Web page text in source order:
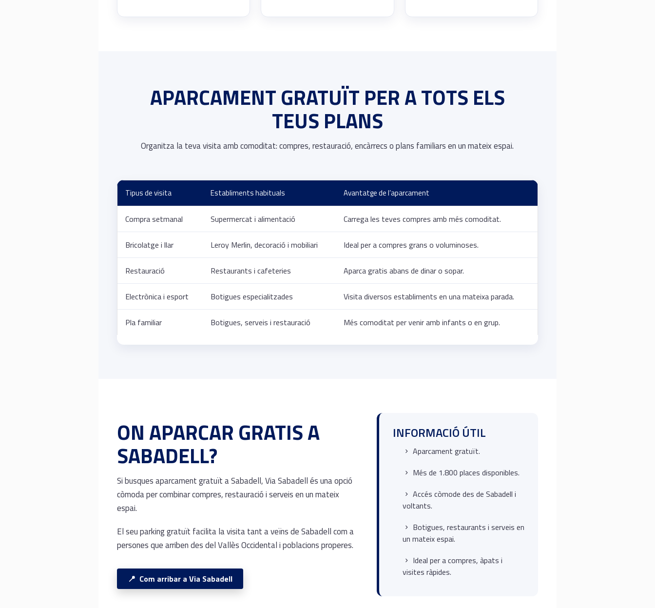
APARCAMENT GRATUÏT PER A TOTS ELS
TEUS PLANS
Organitza la teva visita amb comoditat: compres, restauració, encàrrecs o plans familiars en un mateix espai.
Tipus de visita Establiments habituals Avantatge de l’aparcament
Compra setmanal Supermercat i alimentació Carrega les teves compres amb més comoditat.
Bricolatge i llar Leroy Merlin, decoració i mobiliari Ideal per a compres grans o voluminoses.
Restauració Restaurants i cafeteries Aparca gratis abans de dinar o sopar.
Electrònica i esport Botigues especialitzades Visita diversos establiments en una mateixa parada.
Pla familiar Botigues, serveis i restauració Més comoditat per venir amb infants o en grup.
ON APARCAR GRATIS A
SABADELL?
Si busques aparcament gratuït a Sabadell, Via Sabadell és una opció
còmoda per combinar compres, restauració i serveis en un mateix
espai.
El seu parking gratuït facilita la visita tant a veïns de Sabadell com a
persones que arriben des del Vallès Occidental i poblacions properes.
Com arribar a Via Sabadell
INFORMACIÓ ÚTIL
Aparcament gratuït.
Més de 1.800 places disponibles.
Accés còmode des de Sabadell i
voltants.
Botigues, restaurants i serveis en
un mateix espai.
Ideal per a compres, àpats i
visites ràpides.